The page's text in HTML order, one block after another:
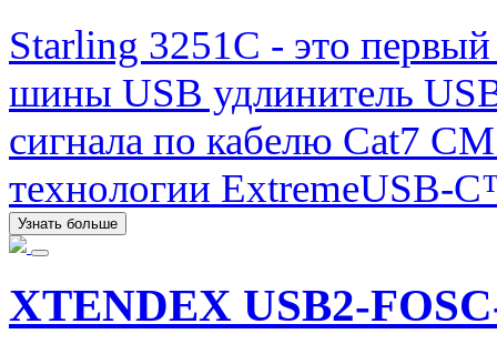
Starling 3251C - это
шины USB удлинитель
сигнала по кабелю Cat7
технологии ExtremeUSB-
Узнать больше
XTENDEX USB2-